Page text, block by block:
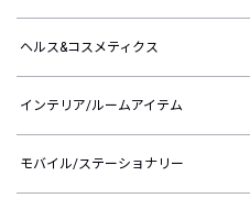
ヘルス&コスメティクス
インテリア/ルームアイテム
モバイル/ステーショナリー